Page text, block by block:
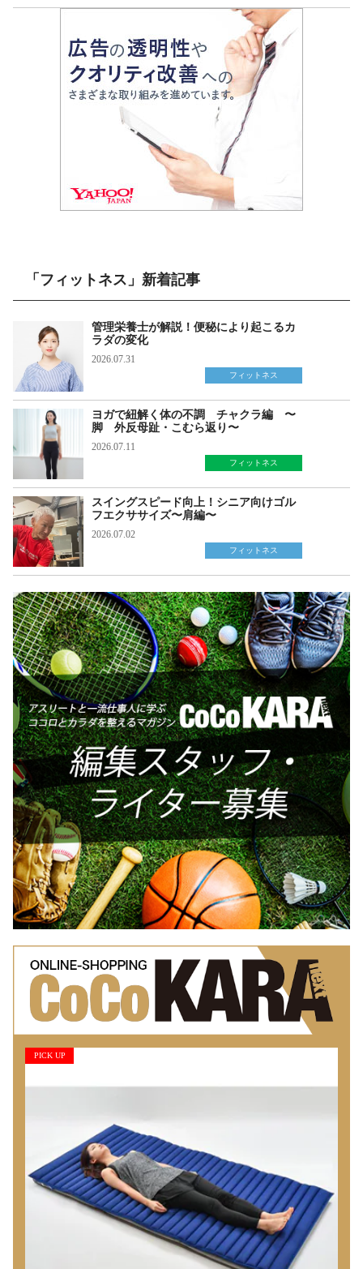
「フィットネス」新着記事
管理栄養士が解説！便秘により起こるカ
ラダの変化
2026.07.31
フィットネス
ヨガで紐解く体の不調 チャクラ編 〜
脚 外反母趾・こむら返り〜
2026.07.11
フィットネス
スイングスピード向上！シニア向けゴル
フエクササイズ〜肩編〜
2026.07.02
フィットネス
PICK UP